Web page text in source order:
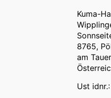
Kuma-
8765,
am
Ust